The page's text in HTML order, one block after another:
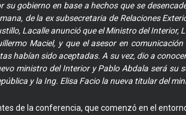
su gobierno en base a hechos que se
de la ex subsecretaria de Relaciones
Lacalle anunció que el Ministro del Interior,
Maciel, y que el asesor en
habían sido aceptadas. A su vez, dio a
ministro del Interior y Pablo Abdala será su
y la Ing. Elisa Facio la nueva titular del
de la conferencia, que comenzó en el